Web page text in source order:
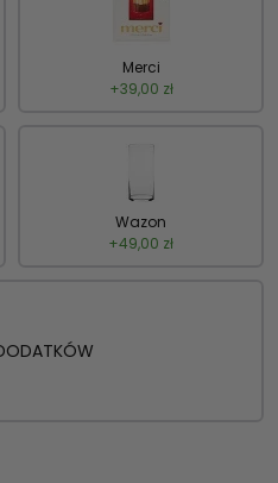
Merci
+39,00 zł
Wazon
+49,00 zł